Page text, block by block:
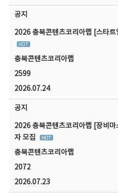
공지
2026 충북콘텐츠코리아랩 [스타
충북콘텐츠코리아랩
2599
2026.07.24
공지
2026 충북콘텐츠코리아랩 [장비
자 모집
충북콘텐츠코리아랩
2072
2026.07.23